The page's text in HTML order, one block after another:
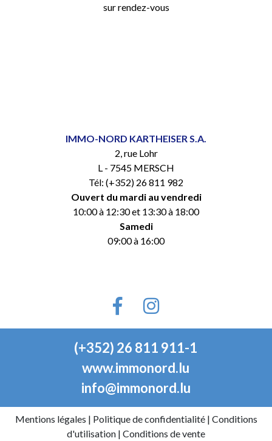
sur rendez-vous
IMMO-NORD KARTHEISER S.A.
2, rue Lohr
L - 7545 MERSCH
Tél: (+352) 26 811 982
Ouvert du mardi au vendredi
10:00 à 12:30 et 13:30 à 18:00
Samedi
09:00 à 16:00
(+352) 26 811 911-1
www.immonord.lu
info@immonord.lu
Mentions légales | Politique de confidentialité| Conditions
d'utilisation | Conditions de vente